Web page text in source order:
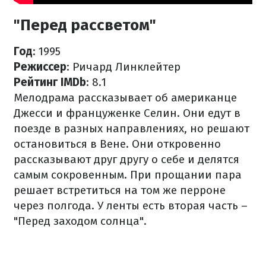
"Перед рассветом"
Год: 1995
Режиссер: Ричард Линклейтер
Рейтинг IMDb: 8.1
Мелодрама рассказывает об американце
Джесси и француженке Селин. Они едут в
поезде в разных направлениях, но решают
остановиться в Вене. Они откровенно
рассказывают друг другу о себе и делятся
самым сокровенным. При прощании пара
решает встретиться на том же перроне
через полгода. У ленты есть вторая часть –
"Перед заходом солнца".